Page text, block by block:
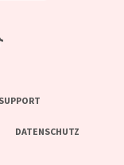
DATENSCHUTZ